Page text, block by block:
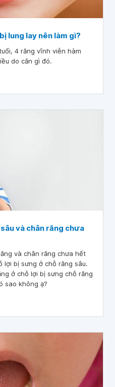
lung lay nên làm gì?
4 răng vĩnh viễn hàm
do cắn gì đó.
và chân răng chưa
và chân răng chưa hết
lợi bị sưng ở chỗ răng sâu.
ở chỗ lợi bị sưng chỗ răng
sao không ạ?